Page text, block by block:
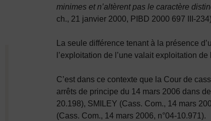
minimes et n’altèrent pas le caractère
ch., 21 janvier 2000, PIBD 2000 697 III-
La seule différence tenant à la présence
l’exploitation de l’une valait exploitation de
C’est dans ce contexte que la Cour de
arrêts de principe du 14 mars 2006 dans
20.198), SMILEY (Cass. Com., 14 mars
(Cass. Com., 14 mars 2006, n°04-10.971).